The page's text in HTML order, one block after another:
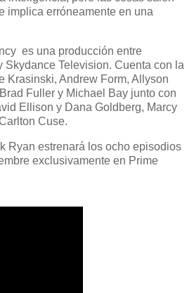
implica erróneamente en una
es una producción entre
Skydance Television. Cuenta con la
Krasinski, Andrew Form, Allyson
Fuller y Michael Bay junto con
Ellison y Dana Goldberg, Marcy
Cuse.
Ryan estrenará los ocho episodios
exclusivamente en Prime